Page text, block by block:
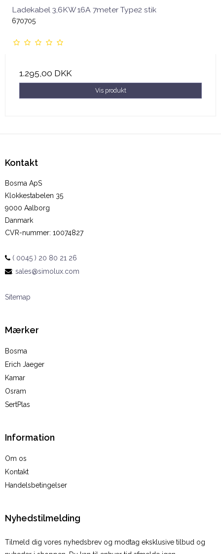
Ladekabel 3,6KW 16A 7meter Type2 stik
670705
1.295,00 DKK
Vis produkt
Kontakt
Bosma ApS
Klokkestabelen 35
9000 Aalborg
Danmark
CVR-nummer: 10074827
( 0045 ) 20 80 21 26
: sales@simolux.com
Sitemap
Mærker
Bosma
Erich Jaeger
Kamar
Osram
SertPlas
Information
Om os
Kontakt
Handelsbetingelser
Nyhedstilmelding
Tilmeld dig vores nyhedsbrev og modtag eksklusive tilbud og